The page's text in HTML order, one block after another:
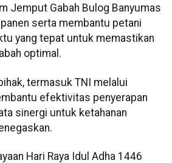
Jemput Gabah Bulog Banyumas
serta membantu petani
yang tepat untuk memastikan
optimal.
termasuk TNI melalui
efektivitas penyerapan
sinergi untuk ketahanan
Hari Raya Idul Adha 1446